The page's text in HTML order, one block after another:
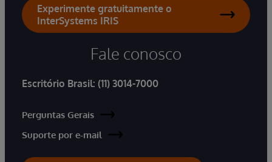
Experimente gratuitamente o
InterSystems IRIS
Fale conosco
Escritório Brasil: (11) 3014-7000
Perguntas Gerais
Suporte por e-mail